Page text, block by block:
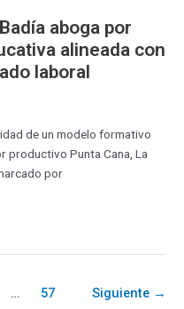
aboga por
alineada con
laboral
de un modelo formativo
productivo Punta Cana, La
por
… 57 Siguiente →